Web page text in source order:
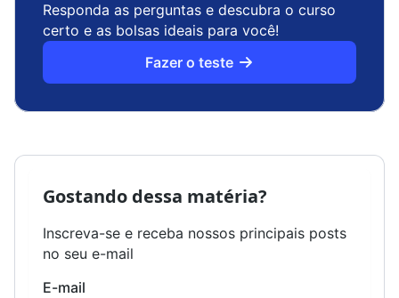
Responda as perguntas e descubra o curso
certo e as bolsas ideais para você!
Fazer o teste
Gostando dessa matéria?
Inscreva-se e receba nossos principais posts
no seu e-mail
E-mail